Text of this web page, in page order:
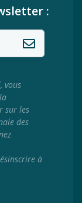
:
vous
sur les
des
à